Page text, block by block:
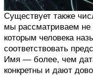
Существует также
мы рассматриваем
которым человека
соответствовать
Имя — более, чем
конкретны и дают